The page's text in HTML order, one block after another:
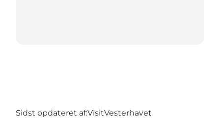
Sidst opdateret af:VisitVesterhavet